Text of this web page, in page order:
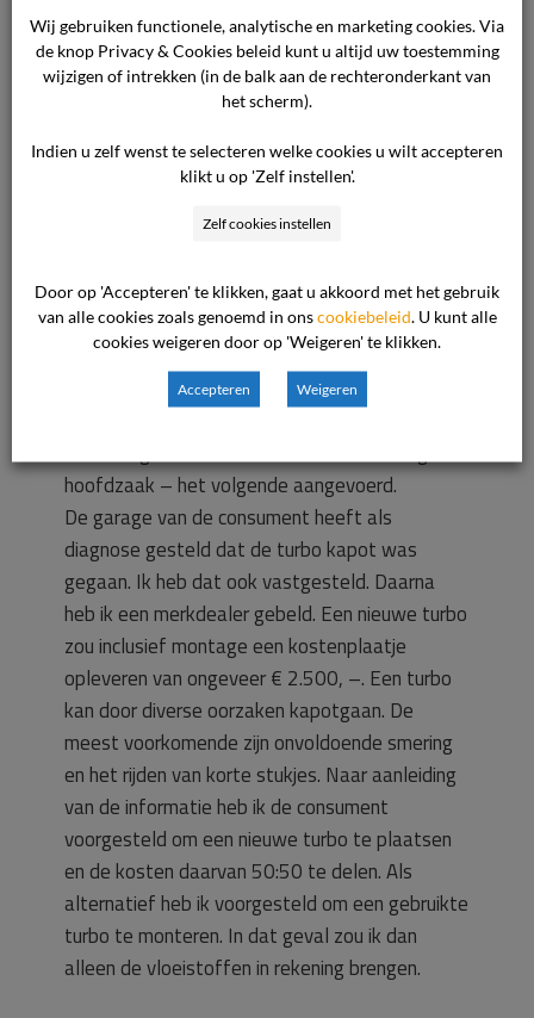
kiezen hoe hij dat herstel wil uitvoeren. Het
stond de ondernemer dan ook vrij om aan te
bieden de defecte turbo te vervangen door een
mee instemmen en heeft ingestemd met
vervanging door een nieuwe turbo met
bijbetaling. Die afspraak kan worden gezien als
consument achteraf niet meer op terug kan
komen. Die afspraak is ook niet onredelijk. De
ondernemer is dan ook van oordeel dat de
klacht ongegrond is.
hoofdzaak – het volgende aangevoerd.
De garage van de consument heeft als
diagnose gesteld dat de turbo kapot was
gegaan. Ik heb dat ook vastgesteld. Daarna
heb ik een merkdealer gebeld. Een nieuwe turbo
zou inclusief montage een kostenplaatje
opleveren van ongeveer € 2.500, –. Een turbo
kan door diverse oorzaken kapotgaan. De
meest voorkomende zijn onvoldoende smering
en het rijden van korte stukjes. Naar aanleiding
van de informatie heb ik de consument
voorgesteld om een nieuwe turbo te plaatsen
en de kosten daarvan 50:50 te delen. Als
alternatief heb ik voorgesteld om een gebruikte
turbo te monteren. In dat geval zou ik dan
alleen de vloeistoffen in rekening brengen.
Wij gebruiken functionele, analytische en marketing cookies. Via
de knop Privacy & Cookies beleid kunt u altijd uw toestemming
wijzigen of intrekken (in de balk aan de rechteronderkant van
het scherm).
Indien u zelf wenst te selecteren welke cookies u wilt accepteren
klikt u op 'Zelf instellen'.
Zelf cookies instellen
Door op 'Accepteren' te klikken, gaat u akkoord met het gebruik
van alle cookies zoals genoemd in onscookiebeleid . U kunt alle
cookies weigeren door op 'Weigeren' te klikken.
Accepteren Weigeren